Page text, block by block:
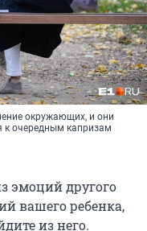
окружающих, и они
к очередным капризам
эмоций другого
вашего ребенка,
из него.